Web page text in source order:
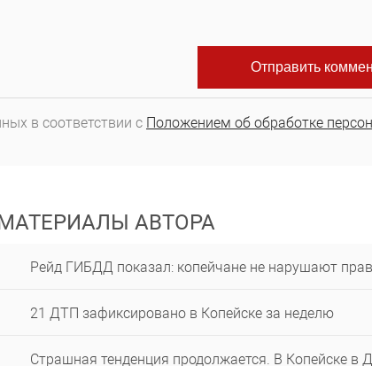
в соответствии с Положением об обработке
АВТОРА
Рейд ГИБДД показал: копейчане не нарушают
21 ДТП зафиксировано в Копейске за неделю
Страшная тенденция продолжается. В Копейске